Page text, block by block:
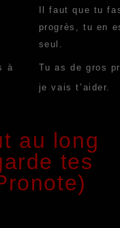
Il faut que tu
progrès , tu en
seul.
à
Tu as de gros
je vais t’aider.
au long
tes